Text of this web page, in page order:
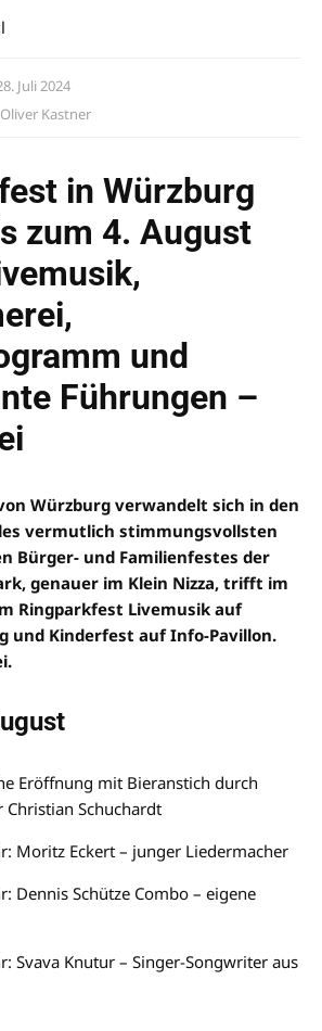
Juli 2024
Oliver Kastner
in Würzburg
zum 4. August
und
Führungen –
Würzburg verwandelt sich in den
vermutlich stimmungsvollsten
Bürger- und Familienfestes der
genauer im Klein Nizza, trifft im
Ringparkfest Livemusik auf
und Kinderfest auf Info-Pavillon.
Eröffnung mit Bieranstich durch
Schuchardt
Moritz Eckert – junger Liedermacher
Dennis Schütze Combo – eigene
Svava Knutur – Singer-Songwriter aus